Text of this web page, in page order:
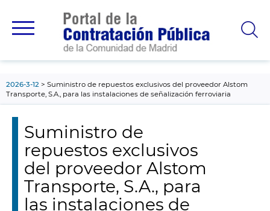
principal
2026-3-12
Suministro de repuestos exclusivos del proveedor Alstom
Transporte, S.A., para las instalaciones de señalización ferroviaria
Suministro de
repuestos exclusivos
del proveedor Alstom
Transporte, S.A., para
las instalaciones de